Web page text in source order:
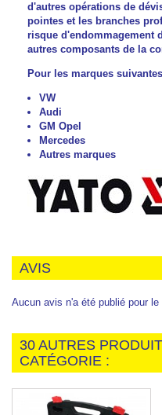
d'autres opérations de
pointes et les branches
risque d'endommagement
autres composants de la
Pour les marques
VW
Audi
GM Opel
Mercedes
Autres marques
AVIS
Aucun avis n'a été publié pour le
30 AUTRES
CATÉGORIE :